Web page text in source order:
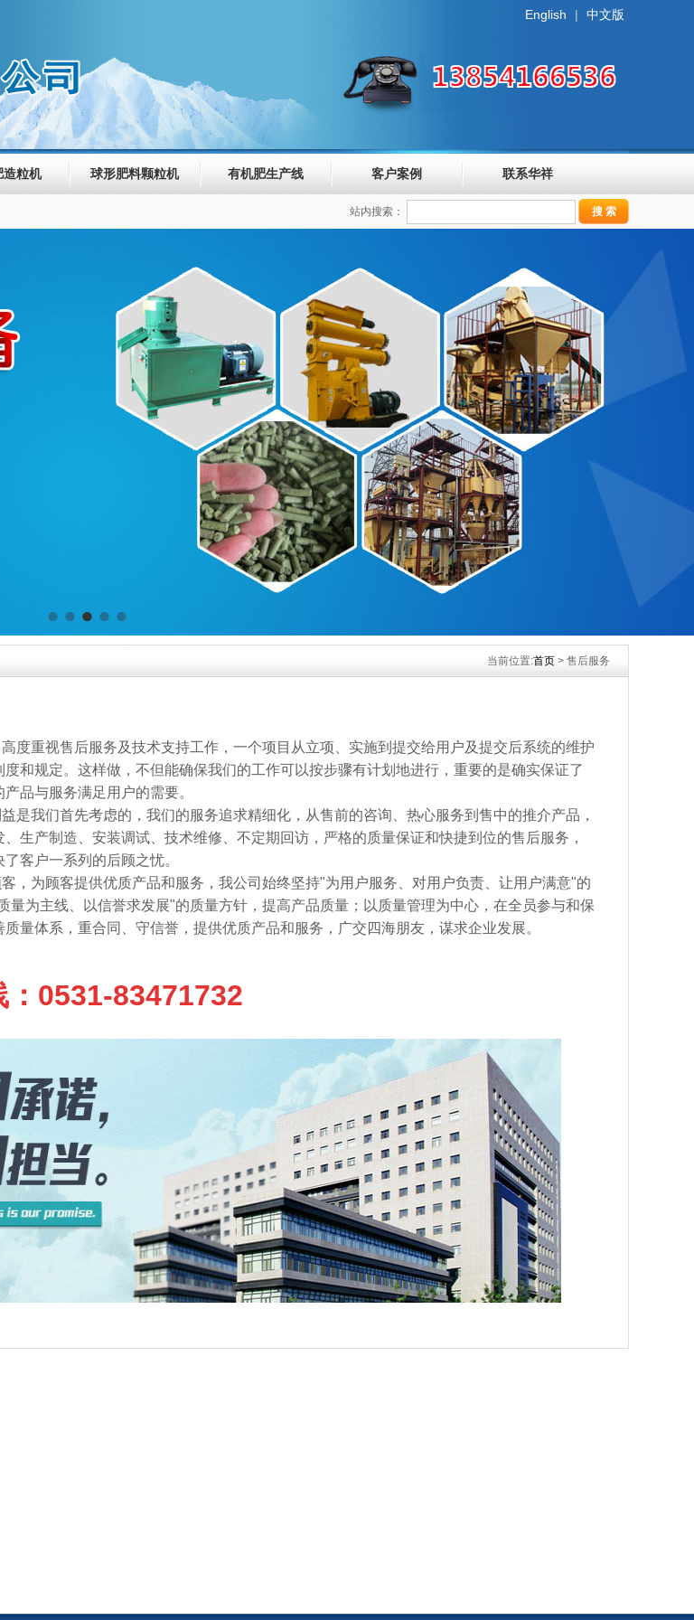
English | 中文版
造粒机 球形肥料颗粒机 有机肥生产线 客户案例 联系华祥
站内搜索：
当前位置:首页 > 售后服务
度重视售后服务及技术支持工作，一个项目从立项、实施到提交给用户及提交后系统的维护
和规定。这样做，不但能确保我们的工作可以按步骤有计划地进行，重要的是确实保证了
品与服务满足用户的需要。
是我们首先考虑的，我们的服务追求精细化，从售前的咨询、热心服务到售中的推介产品，
生产制造、安装调试、技术维修、不定期回访，严格的质量保证和快捷到位的售后服务，
客户一系列的后顾之忧。
，为顾客提供优质产品和服务，我公司始终坚持"为用户服务、对用户负责、让用户满意"的
量为主线、以信誉求发展"的质量方针，提高产品质量；以质量管理为中心，在全员参与和保
量体系，重合同、守信誉，提供优质产品和服务，广交四海朋友，谋求企业发展。
0531-83471732